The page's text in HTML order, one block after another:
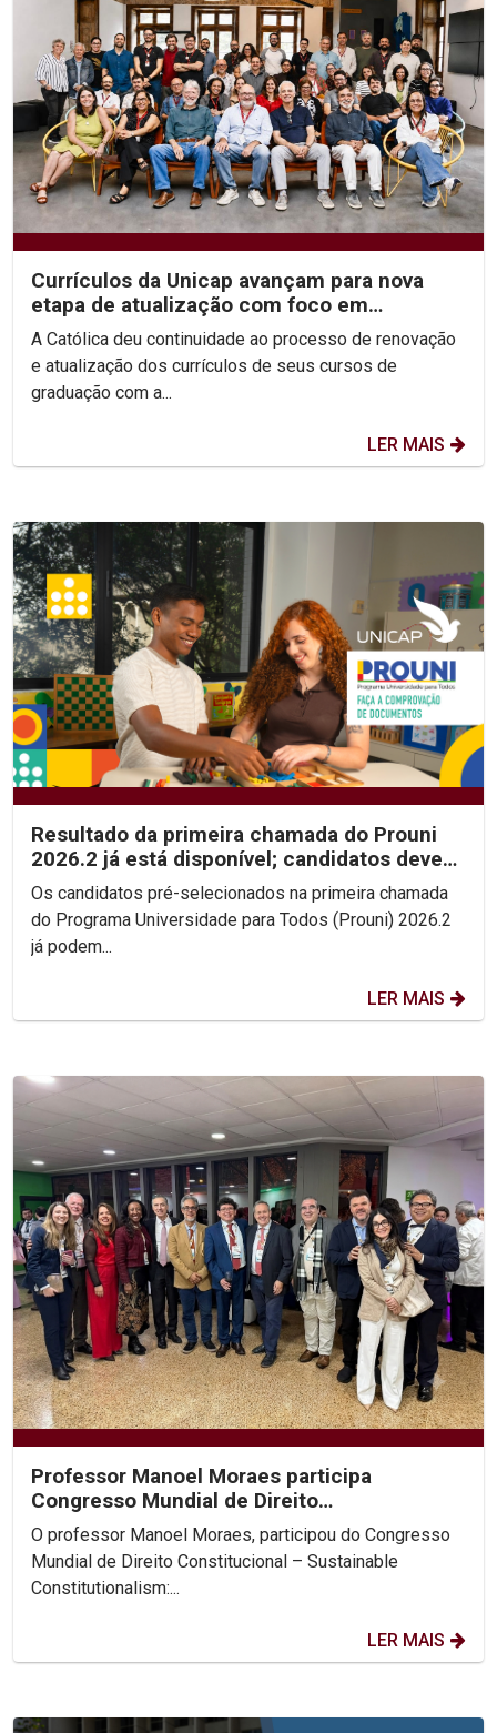
Currículos da Unicap avançam para nova
etapa de atualização com foco em
competências e habilidades
A Católica deu continuidade ao processo de renovação
e atualização dos currículos de seus cursos de
graduação com a...
LER MAIS
Resultado da primeira chamada do Prouni
2026.2 já está disponível; candidatos devem
enviar...
Os candidatos pré-selecionados na primeira chamada
do Programa Universidade para Todos (Prouni) 2026.2
já podem...
LER MAIS
Professor Manoel Moraes participa
Congresso Mundial de Direito
Constitucional, na Colômbia.
O professor Manoel Moraes, participou do Congresso
Mundial de Direito Constitucional – Sustainable
Constitutionalism:...
LER MAIS